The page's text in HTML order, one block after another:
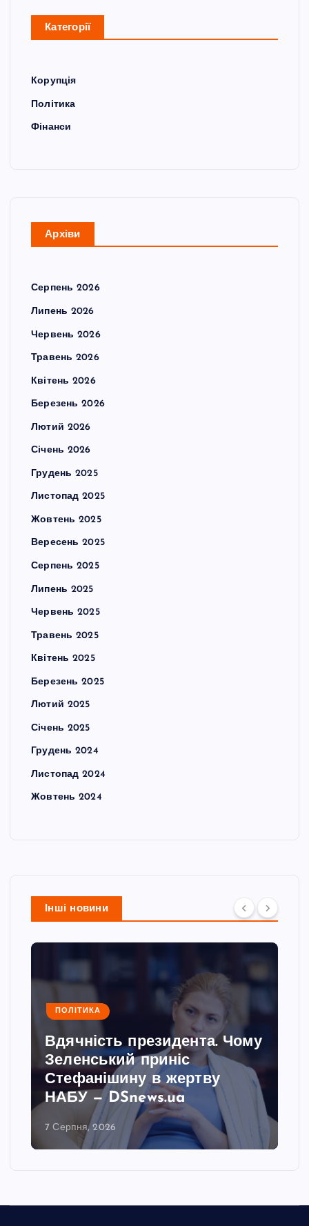
Категорії
Корупція
Політика
Фінанси
Архіви
Серпень 2026
Липень 2026
Червень 2026
Травень 2026
Квітень 2026
Березень 2026
Лютий 2026
Січень 2026
Грудень 2025
Листопад 2025
Жовтень 2025
Вересень 2025
Серпень 2025
Липень 2025
Червень 2025
Травень 2025
Квітень 2025
Березень 2025
Лютий 2025
Січень 2025
Грудень 2024
Листопад 2024
Жовтень 2024
Інші новини
ПОЛІТИКА
Вдячність президента. Чому
Зеленський приніс
Стефанішину в жертву
НАБУ — DSnews.ua
7 Серпня, 2026